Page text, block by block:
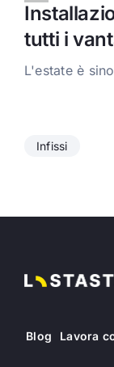
tutti i
L'estate è
Infissi
Blog Lavora